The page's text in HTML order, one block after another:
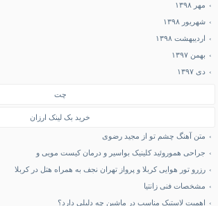
مهر ۱۳۹۸
شهریور ۱۳۹۸
اردیبهشت ۱۳۹۸
بهمن ۱۳۹۷
دی ۱۳۹۷
چت
خرید بک لینک ارزان
متن آهنگ چشم تو از مجید رضوی
جراحی هموروئید کلینیک بواسیر و درمان کیست مویی و
رزرو تور هوایی کربلا و پرواز تهران نجف به همراه هتل در کربلا
مشخصات فنی زانتیا
اهمیت لاستیک مناسب در ماشین چه دلیلی دارد؟